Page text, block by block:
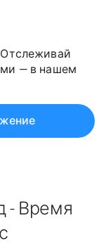
Отслеживай
— в нашем
- Время